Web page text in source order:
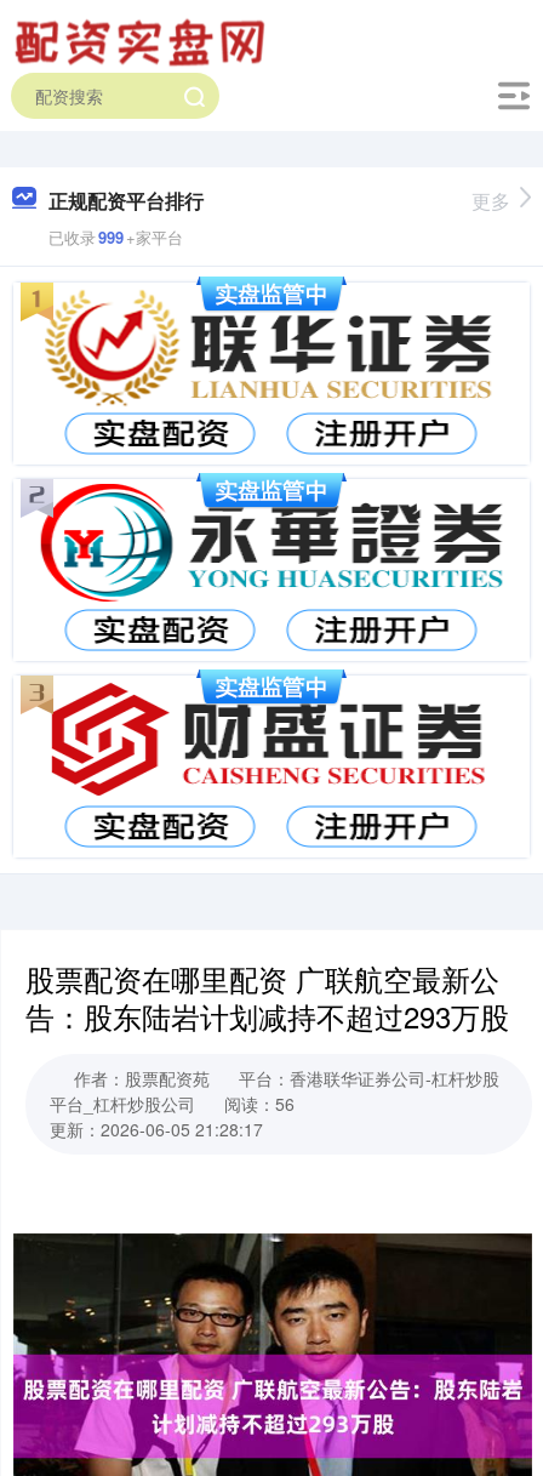
正规配资平台排行
已收录999+家平台
更多
股票配资在哪里配资 广联航空最新公
告：股东陆岩计划减持不超过293万股
作者：股票配资苑
平台：香港联华证券公司-杠杆炒股
平台_杠杆炒股公司
阅读：56
更新：2026-06-05 21:28:17